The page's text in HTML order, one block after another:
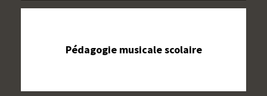
Pédagogie musicale scolaire